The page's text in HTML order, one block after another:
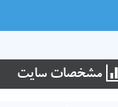
مشخصات سايت